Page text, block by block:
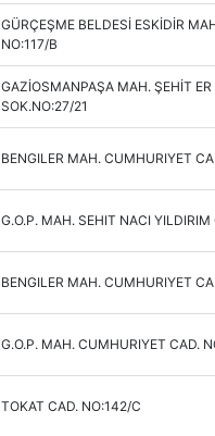
GÜRÇEŞME BELDESİ ESKİDİR
NO:117/B
GAZİOSMANPAŞA MAH. ŞEHİT
SOK.NO:27/21
BENGILER MAH. CUMHURIYET
G.O.P. MAH. SEHIT NACI
BENGILER MAH. CUMHURIYET
G.O.P. MAH. CUMHURIYET CAD.
TOKAT CAD. NO:142/C